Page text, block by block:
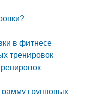
в фитнесе
тренировок
групповых